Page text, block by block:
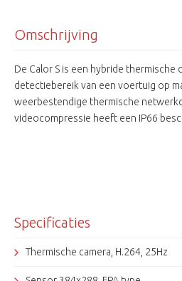
Omschrijving
De Calor S is een hybride thermische
detectiebereik van een voertuig op
weerbestendige thermische
videocompressie heeft een IP66
voorzien van een stof-/
norm. De camera heeft zowel een
Specificaties
Thermische camera, H.264, 25Hz